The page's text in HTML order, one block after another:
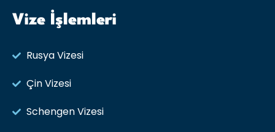
Vize İşlemleri
Rusya Vizesi​
Çin Vizesi
Schengen Vizesi